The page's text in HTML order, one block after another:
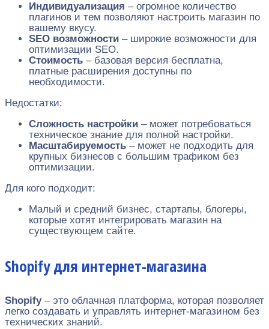
Индивидуализация – огромное количество
плагинов и тем позволяют настроить магазин по
вашему вкусу.
SEO возможности – широкие возможности для
оптимизации SEO.
Стоимость – базовая версия бесплатна,
платные расширения доступны по
необходимости.
Недостатки:
Сложность настройки – может потребоваться
техническое знание для полной настройки.
Масштабируемость – может не подходить для
крупных бизнесов с большим трафиком без
оптимизации.
Для кого подходит:
Малый и средний бизнес, стартапы, блогеры,
которые хотят интегрировать магазин на
существующем сайте.
Shopify для интернет-магазина
Shopify– это облачная платформа, которая позволяет
легко создавать и управлять интернет-магазином без
технических знаний.